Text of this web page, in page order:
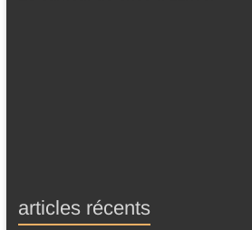
articles récents